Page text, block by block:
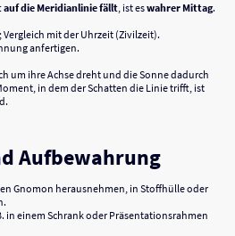
auf die Meridianlinie fällt, ist eswahrer Mittag.
mit der Uhrzeit (Zivilzeit).
anfertigen.
um ihre Achse dreht und die Sonne dadurch
in dem der Schatten die Linie trifft, ist
Aufbewahrung
Gnomon herausnehmen, in Stoffhülle oder
in einem Schrank oder Präsentationsrahmen